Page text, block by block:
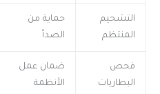
التشحيم
المنتظم
حماية من
الصدأ
فحص
البطاريات
ضمان عمل
الأنظمة